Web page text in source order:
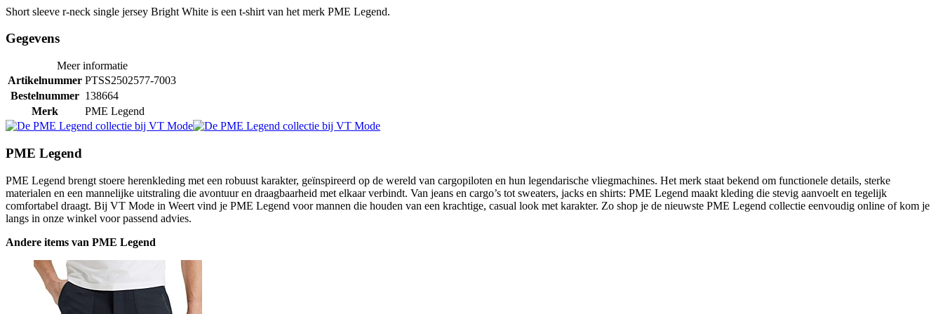
Short sleeve r-neck single jersey Bright White is een t-shirt van het merk PME Legend.
Gegevens
Meer informatie
Artikelnummer PTSS2502577-7003
Bestelnummer 138664
Merk
PME Legend
PME Legend
PME Legend brengt stoere herenkleding met een robuust karakter, geïnspireerd op de wereld van cargopiloten en hun legendarische vliegmachines. Het merk staat bekend om functionele details, sterke
materialen en een mannelijke uitstraling die avontuur en draagbaarheid met elkaar verbindt. Van jeans en cargo’s tot sweaters, jacks en shirts: PME Legend maakt kleding die stevig aanvoelt en tegelijk
comfortabel draagt. Bij VT Mode in Weert vind je PME Legend voor mannen die houden van een krachtige, casual look met karakter. Zo shop je de nieuwste PME Legend collectie eenvoudig online of kom je
langs in onze winkel voor passend advies.
Andere items van PME Legend